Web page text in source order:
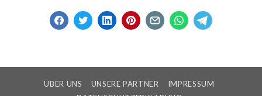
ÜBER UNS UNSERE PARTNER
IMPRESSUM